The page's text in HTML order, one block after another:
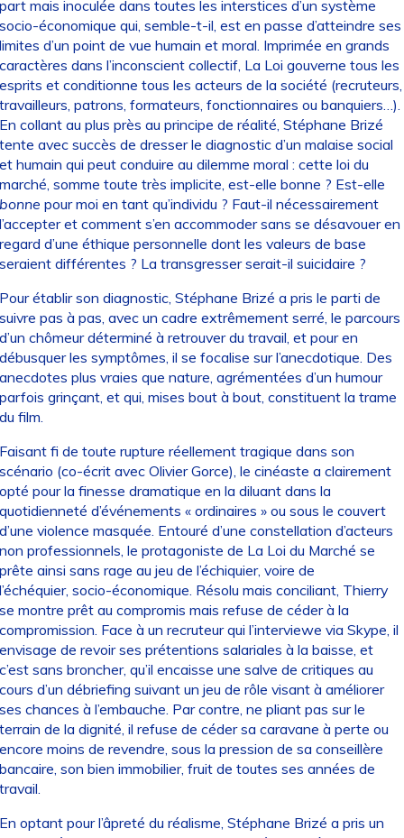
mais inoculée dans toutes les interstices d’un système
économique qui, semble-t-il, est en passe d’atteindre ses
d’un point de vue humain et moral. Imprimée en grands
dans l’inconscient collectif, La Loi gouverne tous les
et conditionne tous les acteurs de la société (recruteurs,
patrons, formateurs, fonctionnaires ou banquiers…).
collant au plus près au principe de réalité, Stéphane Brizé
avec succès de dresser le diagnostic d’un malaise social
humain qui peut conduire au dilemme moral : cette loi du
somme toute très implicite, est-elle bonne ? Est-elle
pour moi en tant qu’individu ? Faut-il nécessairement
et comment s’en accommoder sans se désavouer en
d’une éthique personnelle dont les valeurs de base
différentes ? La transgresser serait-il suicidaire ?
établir son diagnostic, Stéphane Brizé a pris le parti de
pas à pas, avec un cadre extrêmement serré, le parcours
chômeur déterminé à retrouver du travail, et pour en
les symptômes, il se focalise sur l’anecdotique. Des
plus vraies que nature, agrémentées d’un humour
grinçant, et qui, mises bout à bout, constituent la trame
film.
fi de toute rupture réellement tragique dans son
(co-écrit avec Olivier Gorce), le cinéaste a clairement
pour la finesse dramatique en la diluant dans la
d’événements « ordinaires » ou sous le couvert
violence masquée. Entouré d’une constellation d’acteurs
professionnels, le protagoniste de La Loi du Marché se
ainsi sans rage au jeu de l’échiquier, voire de
socio-économique. Résolu mais conciliant, Thierry
montre prêt au compromis mais refuse de céder à la
Face à un recruteur qui l’interviewe via Skype, il
de revoir ses prétentions salariales à la baisse, et
sans broncher, qu’il encaisse une salve de critiques au
d’un débriefing suivant un jeu de rôle visant à améliorer
chances à l’embauche. Par contre, ne pliant pas sur le
de la dignité, il refuse de céder sa caravane à perte ou
moins de revendre, sous la pression de sa conseillère
son bien immobilier, fruit de toutes ses années de
optant pour l’âpreté du réalisme, Stéphane Brizé a pris un